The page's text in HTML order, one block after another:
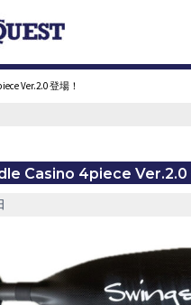
Ver.2.0 登場！
Casino 4piece Ver.2.0